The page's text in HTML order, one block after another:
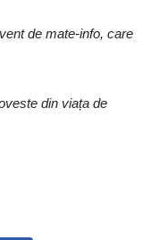
de mate-info, care
din viața de